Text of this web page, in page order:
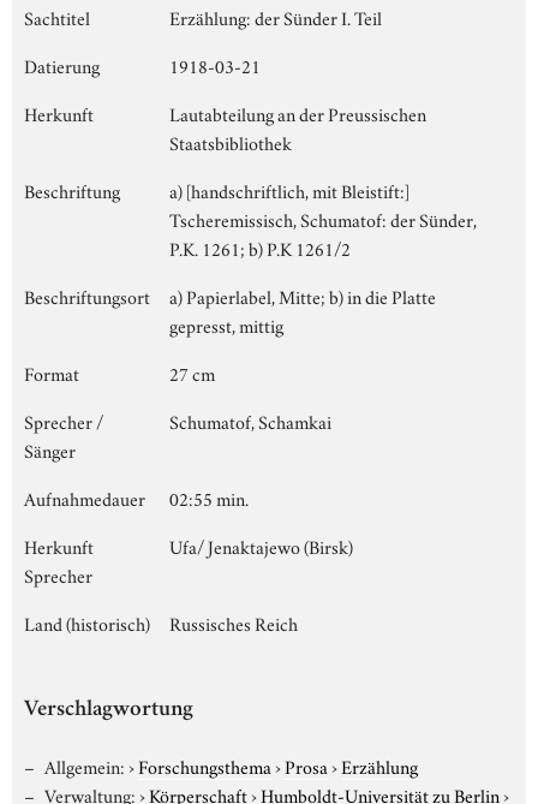
Sachtitel
Erzählung: der Sünder I. Teil
Datierung
1918-03-21
Herkunft
Lautabteilung an der Preussischen
Staatsbibliothek
Beschriftung
a) [handschriftlich, mit Bleistift:]
Tscheremissisch, Schumatof: der Sünder,
P.K. 1261; b) P.K 1261/2
Beschriftungsort
a) Papierlabel, Mitte; b) in die Platte
gepresst, mittig
Format
27 cm
Sprecher /
Sänger
Schumatof, Schamkai
Aufnahmedauer
02:55 min.
Herkunft
Sprecher
Ufa/ Jenaktajewo (Birsk)
Land (historisch) Russisches Reich
Verschlagwortung
Allgemein:›Forschungsthema›Prosa›Erzählung
Verwaltung:›Körperschaft›Humboldt-Universität zu Berlin›